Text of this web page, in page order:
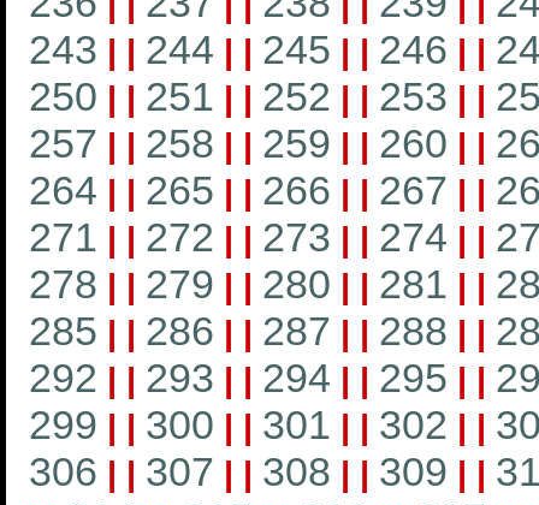
243 | | 244 | | 245 | | 246 | |
250 | | 251 | | 252 | | 253 | |
257 | | 258 | | 259 | | 260 | |
264 | | 265 | | 266 | | 267 | |
271 | | 272 | | 273 | | 274 | |
278 | | 279 | | 280 | | 281 | |
285 | | 286 | | 287 | | 288 | |
292 | | 293 | | 294 | | 295 | |
299 | | 300 | | 301 | | 302 | |
306 | | 307 | | 308 | | 309 | |